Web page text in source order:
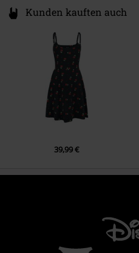
Kunden kauften auch
39,99 €